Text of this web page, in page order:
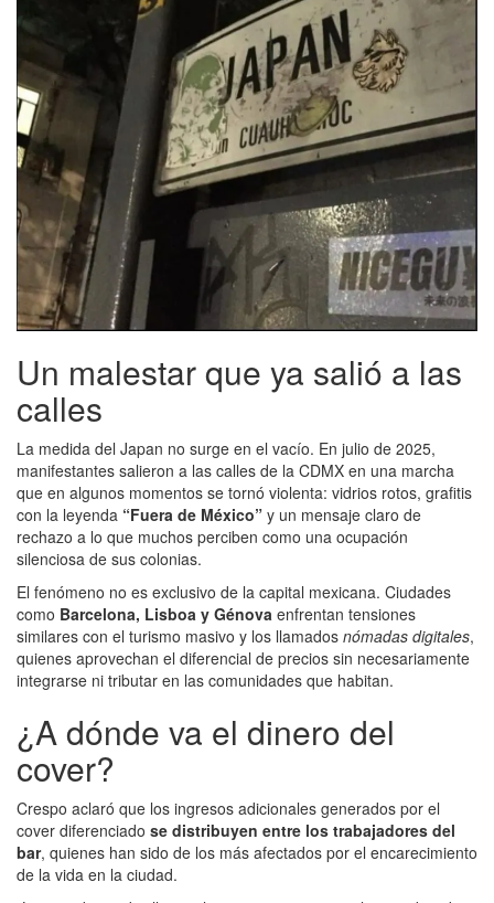
Un malestar que ya salió a las
calles
La medida del Japan no surge en el vacío. En julio de 2025,
manifestantes salieron a las calles de la CDMX en una marcha
que en algunos momentos se tornó violenta: vidrios rotos, grafitis
con la leyenda “Fuera de México” y un mensaje claro de
rechazo a lo que muchos perciben como una ocupación
silenciosa de sus colonias.
El fenómeno no es exclusivo de la capital mexicana. Ciudades
como Barcelona, Lisboa y Génova enfrentan tensiones
similares con el turismo masivo y los llamados nómadas digitales,
quienes aprovechan el diferencial de precios sin necesariamente
integrarse ni tributar en las comunidades que habitan.
¿A dónde va el dinero del
cover?
Crespo aclaró que los ingresos adicionales generados por el
cover diferenciado se distribuyen entre los trabajadores del
bar, quienes han sido de los más afectados por el encarecimiento
de la vida en la ciudad.